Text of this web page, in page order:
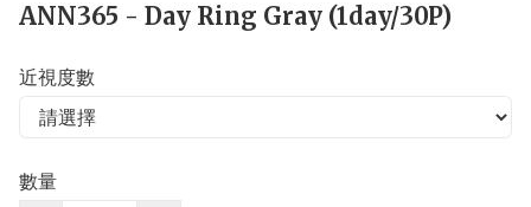
ANN365 - Day Ring Gray (1day/30P)
近視度數
數量